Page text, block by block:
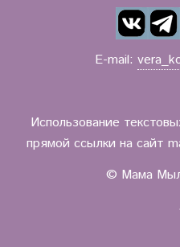
E-mail:
Использование
прямой ссылки на сайт
© Мама
.